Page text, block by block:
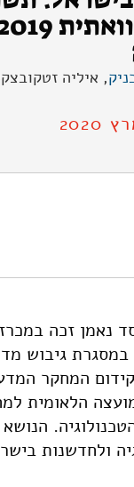
, איליה
2020
indicators-in-
מוסד נאמן זכה
גיבוש
המחקר
הלאומית
ולחדשנות